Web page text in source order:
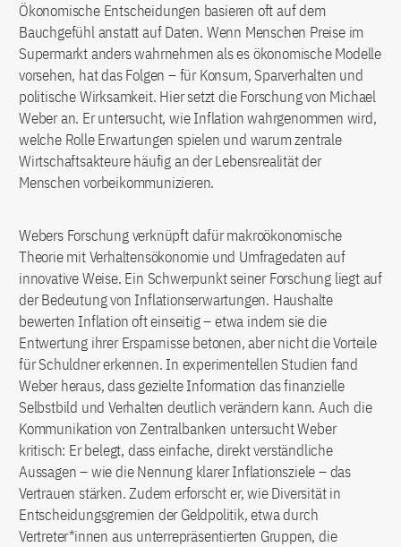
Ökonomische Entscheidungen basieren oft auf dem
Bauchgefühl anstatt auf Daten. Wenn Menschen Preise im
Supermarkt anders wahrnehmen als es ökonomische Modelle
vorsehen, hat das Folgen – für Konsum, Sparverhalten und
politische Wirksamkeit. Hier setzt die Forschung von Michael
Weber an. Er untersucht, wie Inflation wahrgenommen wird,
welche Rolle Erwartungen spielen und warum zentrale
Wirtschaftsakteure häufig an der Lebensrealität der
Menschen vorbeikommunizieren.
Webers Forschung verknüpft dafür makroökonomische
Theorie mit Verhaltensökonomie und Umfragedaten auf
innovative Weise. Ein Schwerpunkt seiner Forschung liegt auf
der Bedeutung von Inflationserwartungen. Haushalte
bewerten Inflation oft einseitig – etwa indem sie die
Entwertung ihrer Ersparnisse betonen, aber nicht die Vorteile
für Schuldner erkennen. In experimentellen Studien fand
Weber heraus, dass gezielte Information das finanzielle
Selbstbild und Verhalten deutlich verändern kann. Auch die
Kommunikation von Zentralbanken untersucht Weber
kritisch: Er belegt, dass einfache, direkt verständliche
Aussagen – wie die Nennung klarer Inflationsziele – das
Vertrauen stärken. Zudem erforscht er, wie Diversität in
Entscheidungsgremien der Geldpolitik, etwa durch
Vertreter*innen aus unterrepräsentierten Gruppen, die